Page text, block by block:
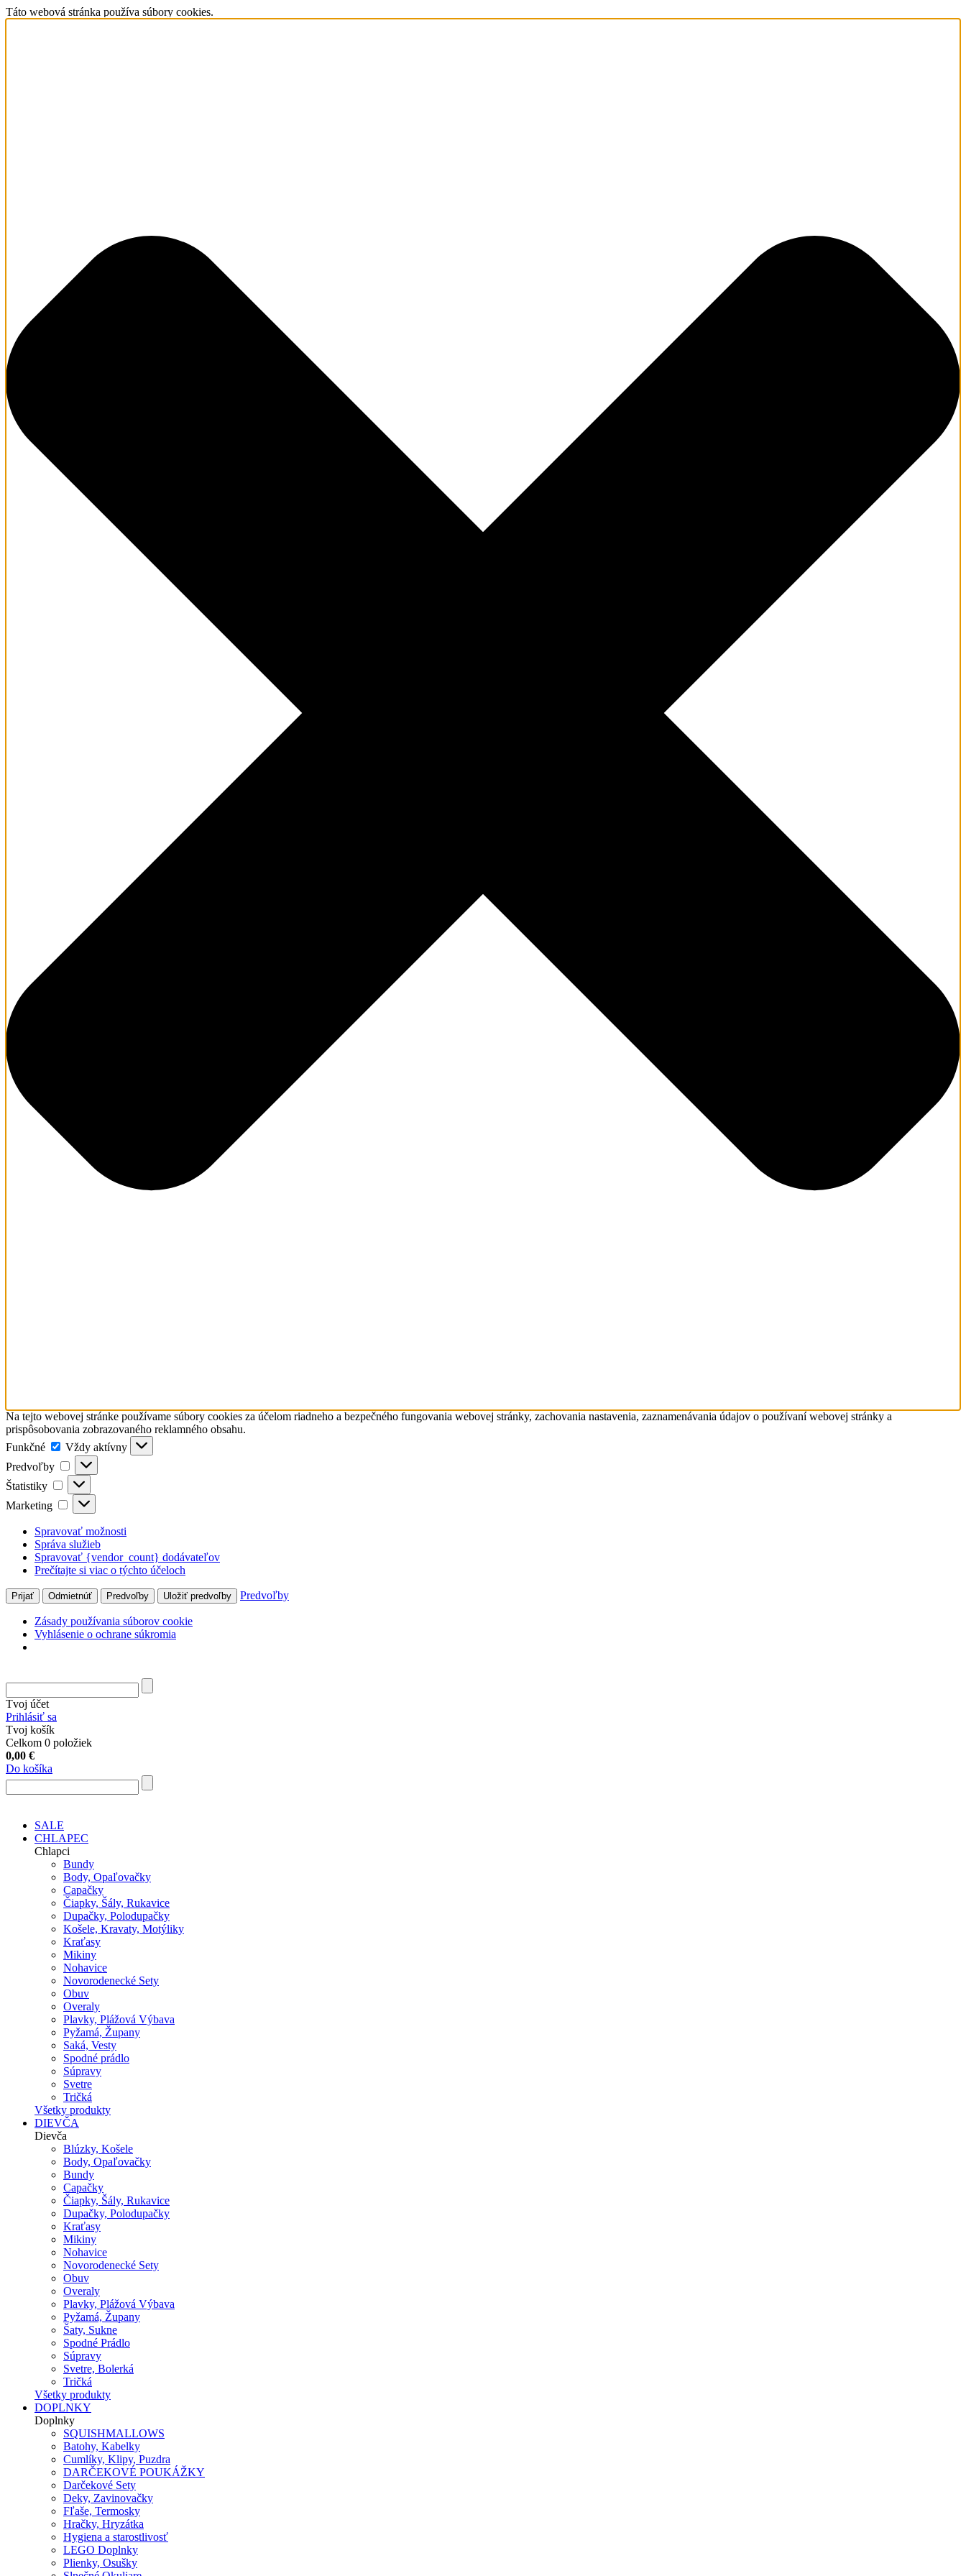
Táto webová stránka používa súbory cookies.
Na tejto webovej stránke používame súbory cookies za účelom riadneho a bezpečného fungovania webovej stránky, zachovania nastavenia, zaznamenávania údajov o používaní webovej stránky a
prispôsobovania zobrazovaného reklamného obsahu.
Funkčné
Funkčné
Vždy aktívny
Predvoľby
Predvoľby
Štatistiky Štatistiky
Marketing Marketing
Spravovať možnosti
Správa služieb
Spravovať {vendor_count} dodávateľov
Prečítajte si viac o týchto účeloch
Prijať Odmietnúť Predvoľby Uložiť predvoľby Predvoľby
Zásady používania súborov cookie
Vyhlásenie o ochrane súkromia
Tvoj účet
Prihlásiť sa
Tvoj košík
Celkom 0 položiek
0,00 €
Do košíka
SALE
CHLAPEC
Chlapci
Bundy
Body, Opaľovačky
Capačky
Čiapky, Šály, Rukavice
Dupačky, Polodupačky
Košele, Kravaty, Motýliky
Kraťasy
Mikiny
Nohavice
Novorodenecké Sety
Obuv
Overaly
Plavky, Plážová Výbava
Pyžamá, Župany
Saká, Vesty
Spodné prádlo
Súpravy
Svetre
Tričká
Všetky produkty
DIEVČA
Dievča
Blúzky, Košele
Body, Opaľovačky
Bundy
Capačky
Čiapky, Šály, Rukavice
Dupačky, Polodupačky
Kraťasy
Mikiny
Nohavice
Novorodenecké Sety
Obuv
Overaly
Plavky, Plážová Výbava
Pyžamá, Župany
Šaty, Sukne
Spodné Prádlo
Súpravy
Svetre, Bolerká
Tričká
Všetky produkty
DOPLNKY
Doplnky
SQUISHMALLOWS
Batohy, Kabelky
Cumlíky, Klipy, Puzdra
DARČEKOVÉ POUKÁŽKY
Darčekové Sety
Deky, Zavinovačky
Fľaše, Termosky
Hračky, Hryzátka
Hygiena a starostlivosť
LEGO Doplnky
Plienky, Osušky